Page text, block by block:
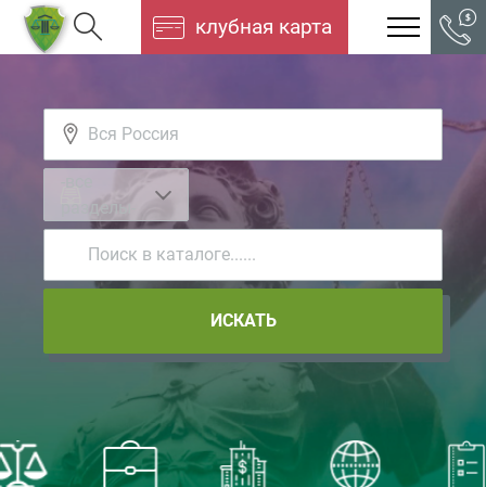
клубная карта
ИСКАТЬ